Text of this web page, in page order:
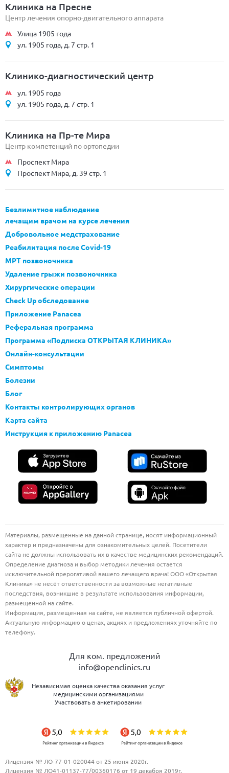
Клиника на Пресне
Центр лечения опорно-двигательного аппарата
Улица 1905 года
ул. 1905 года, д. 7 стр. 1
Клинико-диагностический центр
ул. 1905 года
ул. 1905 года, д. 7 стр. 1
Клиника на Пр-те Мира
Центр компетенций по ортопедии
Проспект Мира
Проспект Мира, д. 39 стр. 1
Безлимитное наблюдение
лечащим врачом на курсе лечения
Добровольное медстрахование
Реабилитация после Covid-19
МРТ позвоночника
Удаление грыжи позвоночника
Хирургические операции
Check Up обследование
Приложение Panacea
Реферальная программа
Программа «Подписка ОТКРЫТАЯ КЛИНИКА»
Онлайн-консультации
Симптомы
Болезни
Блог
Контакты контролирующих органов
Карта сайта
Инструкция к приложению Panacea
Материалы, размещенные на данной странице, носят информационный
характер и предназначены для ознакомительных целей. Посетители
сайта не должны использовать их в качестве медицинских рекомендаций.
Определение диагноза и выбор методики лечения остается
исключительной прерогативой вашего лечащего врача! ООО «Открытая
Клиника» не несёт ответственности за возможные негативные
последствия, возникшие в результате использования информации,
размещенной на сайте.
Информация, размещенная на сайте, не является публичной офертой.
Актуальную информацию о ценах, акциях и предложениях уточняйте по
телефону.
Для ком. предложений
info@openclinics.ru
Независимая оценка качества оказания услуг
медицинскими организациями
Участвовать в анкетировании
Лицензия № ЛО-77-01-020044 от 25 июня 2020г.
Лицензия № ЛО41-01137-77/00360176 от 19 декабря 2019г.